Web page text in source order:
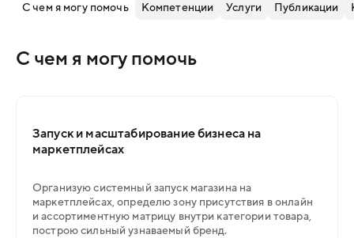
С чем я могу помочь Компетенции Услуги Публикации
С чем я могу помочь
Запуск и масштабирование бизнеса на
маркетплейсах
Организую системный запуск магазина на
маркетплейсах, определю зону присутствия в онлайн
и ассортиментную матрицу внутри категории товара,
построю сильный узнаваемый бренд.